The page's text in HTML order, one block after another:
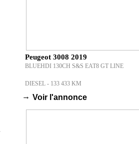
Peugeot 3008 2019
BLUEHDI 130CH S&S EAT8 GT LINE
DIESEL - 133 433 KM
→ Voir l'annonce